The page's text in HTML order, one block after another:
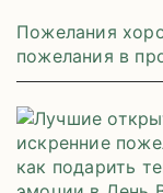
Пожелания
пожелания в